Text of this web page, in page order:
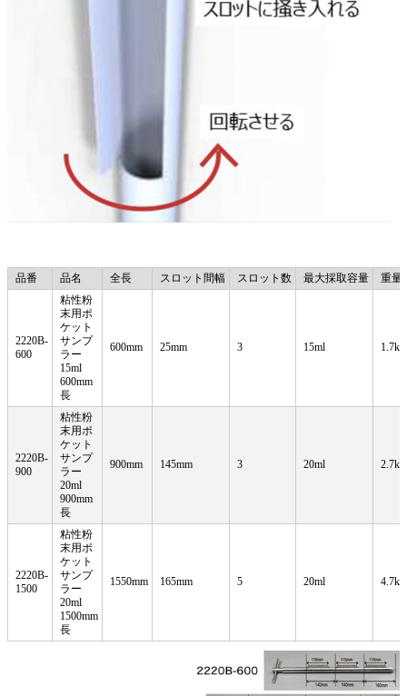
品番 品名 全長 スロット間幅 スロット数 最大採取容量 重量
2220B-
600
粘性粉
末用ポ
ケット
サンプ
ラー
15ml
600mm
長
600mm 25mm 3 15ml 1.7kg
2220B-
900
粘性粉
末用ポ
ケット
サンプ
ラー
20ml
900mm
長
900mm 145mm 3 20ml 2.7kg
2220B-
1500
粘性粉
末用ポ
ケット
サンプ
ラー
20ml
1500mm
長
1550mm 165mm 5 20ml 4.7kg